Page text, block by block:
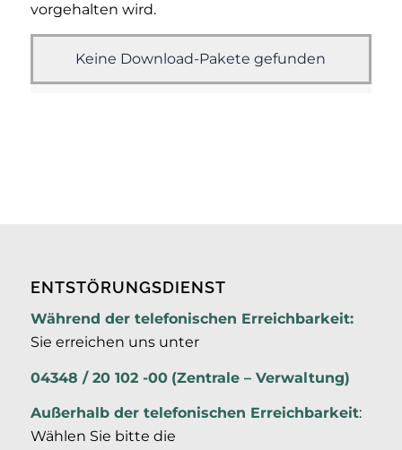
vorgehalten wird.
Keine Download-Pakete gefunden
ENTSTÖRUNGSDIENST
Während der telefonischen Erreichbarkeit:
Sie erreichen uns unter
04348 / 20 102 -00 (Zentrale – Verwaltung)
Außerhalb der telefonischen Erreichbarkeit:
Wählen Sie bitte die